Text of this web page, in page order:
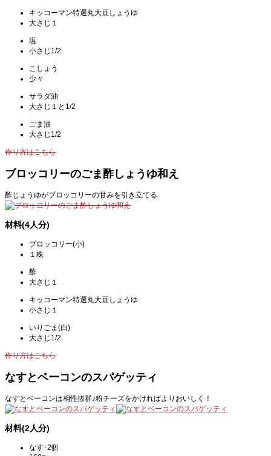
キッコーマン特選丸大豆しょうゆ
大さじ１
塩
小さじ1/2
こしょう
少々
サラダ油
大さじ１と1/2
ごま油
大さじ1/2
作り方はこちら
ブロッコリーのごま酢しょうゆ和え
酢じょうゆがブロッコリーの甘みを引き立てる
材料(4人分)
ブロッコリー(小)
１株
酢
大さじ１
キッコーマン特選丸大豆しょうゆ
小さじ１
いりごま(白)
大さじ1/2
作り方はこちら
なすとベーコンのスパゲッティ
なすとベーコンは相性抜群♪粉チーズをかければよりおいしく！
材料(2人分)
なす･2個